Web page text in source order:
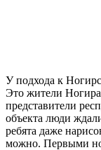
У подхода к
Это жители
представители
объекта люди
ребята даже
можно. Первыми